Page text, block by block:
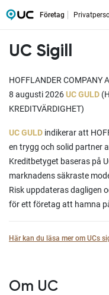
Företag
UC Sigill
HOFFLANDER
8 augusti 2026UC GULD
KREDITVÄRDIGHET)
UC GULD indikerar att
en trygg och solid partner
Kreditbetyget baseras på
marknadens säkraste
Risk uppdateras dagligen
för ett företag att hamna
Här kan du läsa mer om UCs
Om UC